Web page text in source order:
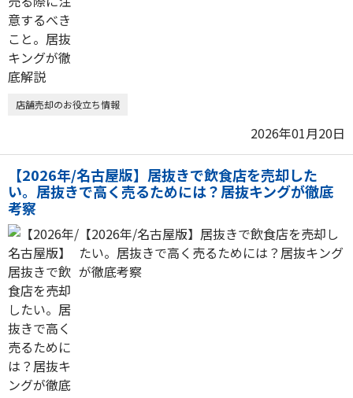
店舗売却のお役立ち情報
2026年01月20日
【2026年/名古屋版】居抜きで飲食店を売却した
い。居抜きで高く売るためには？居抜キングが徹底
考察
【2026年/名古屋版】居抜きで飲食店を売却し
たい。居抜きで高く売るためには？居抜キング
が徹底考察